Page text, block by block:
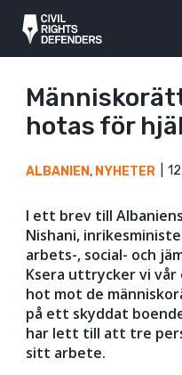
hotas för
ALBANIEN, NYHETER
I ett brev till
Nishani,
arbets-, social- och
Ksera uttrycker vi
hot mot de
på ett skyddat
har lett till att tre
sitt arbete.